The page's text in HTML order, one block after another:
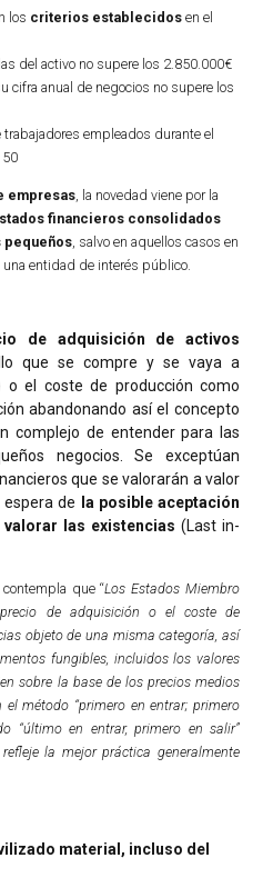
los criterios establecidos en el
del activo no supere los 2.850.000€
cifra anual de negocios no supere los
empleados durante el
50
empresas , la novedad viene por la
financieros consolidados
pequeños , salvo en aquellos casos en
entidad de interés público.
de adquisición de activos
que se compre y se vaya a
o el coste de producción como
abandonando así el concepto
complejo de entender para las
negocios. Se exceptúan
que se valorarán a valor
de
la posible aceptación
valorar las existencias (Last in-
que “Los Estados Miembro
de adquisición o el coste de
objeto de una misma categoría, así
fungibles, incluidos los valores
sobre la base de los precios medios
el método “primero en entrar; primero
“último en entrar, primero en salir”
la mejor práctica generalmente
material, incluso del